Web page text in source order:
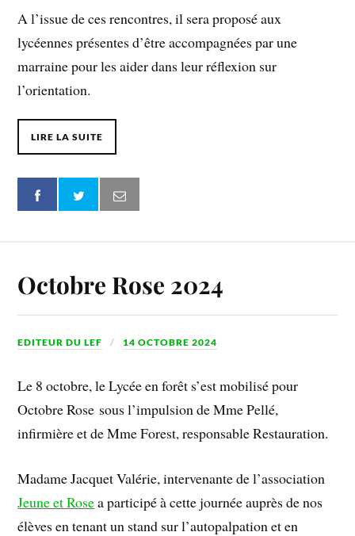
A l’issue de ces rencontres, il sera proposé aux
lycéennes présentes d’être accompagnées par une
marraine pour les aider dans leur réflexion sur
l’orientation.
LIRE LA SUITE
Octobre Rose 2024
EDITEUR DU LEF 14 OCTOBRE 2024
Le 8 octobre, le Lycée en forêt s’est mobilisé pour
Octobre Rose sous l’impulsion de Mme Pellé,
infirmière et de Mme Forest, responsable Restauration.
Madame Jacquet Valérie, intervenante de l’association
Jeune et Rosea participé à cette journée auprès de nos
élèves en tenant un stand sur l’autopalpation et en